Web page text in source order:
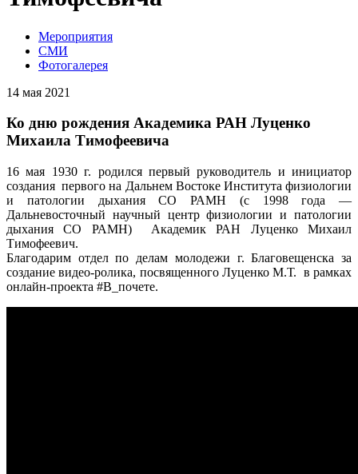
Мероприятия
СМИ
Фотогалерея
14 мая 2021
Ко дню рождения Академика РАН Луценко
Михаила Тимофеевича
16 мая 1930 г. родился первый руководитель и инициатор
создания первого на Дальнем Востоке Института физиологии
и патологии дыхания СО РАМН (с 1998 года —
Дальневосточный научный центр физиологии и патологии
дыхания СО РАМН) Академик РАН Луценко Михаил
Тимофеевич.
Благодарим отдел по делам молодежи г. Благовещенска за
создание видео-ролика, посвященного Луценко М.Т. в рамках
онлайн-проекта #В_почете.